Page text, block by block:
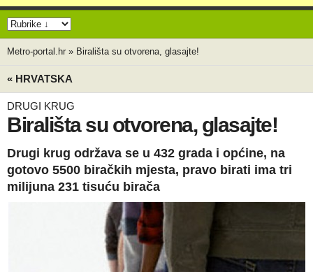
Metro-portal.hr » Birališta su otvorena, glasajte!
« HRVATSKA
DRUGI KRUG
Birališta su otvorena, glasajte!
Drugi krug održava se u 432 grada i općine, na
gotovo 5500 biračkih mjesta, pravo birati ima tri
milijuna 231 tisuću birača